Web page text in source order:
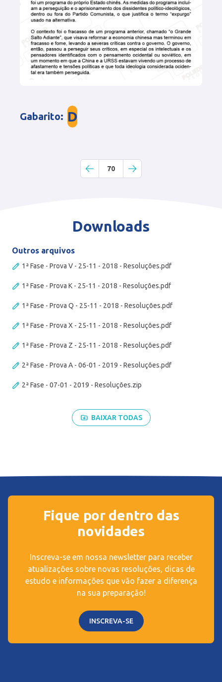
Gabarito: D
70
Downloads
Outros arquivos
1ª Fase - Prova V - 25-11 - 2018 - Resoluções.pdf
1ª Fase - Prova K - 25-11 - 2018 - Resoluções.pdf
1ª Fase - Prova Q - 25-11 - 2018 - Resoluções.pdf
1ª Fase - Prova X - 25-11 - 2018 - Resoluções.pdf
1ª Fase - Prova Z - 25-11 - 2018 - Resoluções.pdf
2ª Fase - Prova A - 06-01 - 2019 - Resoluções.pdf
2ª Fase - 07-01 - 2019 - Resoluções.zip
BAIXAR TODAS
Fique por dentro das
novidades
Inscreva-se em nossa newsletter para receber
atualizações sobre novas resoluções, dicas de
estudo e informações que vão fazer a diferença
na sua preparação!
INSCREVA-SE